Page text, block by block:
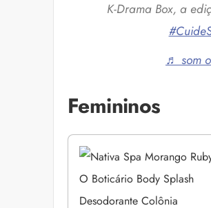
K-Drama Box, a
♬ som
Femininos